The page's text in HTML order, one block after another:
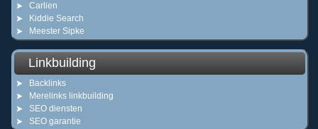
Carlien
Kiddie Search
Meester Sipke
Linkbuilding
Backlinks
Merelinks linkbuilding
SEO diensten
SEO garantie